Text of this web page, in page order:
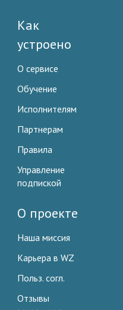
Как
устроено
О сервисе
Обучение
Исполнителям
Партнерам
Правила
Управление
подпиской
О проекте
Наша миссия
Карьера в WZ
Польз. согл.
Отзывы